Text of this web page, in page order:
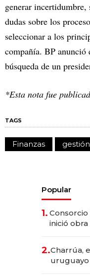
generar incertidumbre,
dudas sobre los
seleccionar a los
compañía. BP
búsqueda de un
*Esta nota fue
TAGS
Finanzas
Popular
1.
inició
millones
2.Charrúa,
uruguayo